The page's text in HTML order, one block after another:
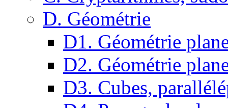
D. Géométrie
D1. Géométrie
D2. Géométrie
D3. Cubes,